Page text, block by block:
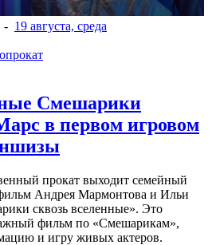
- 19 августа, среда
Смешарики
в первом игровом
прокат выходит семейный
Андрея Мармонтова и Ильи
сквозь вселенные». Это
фильм по «Смешарикам»,
и игру живых актеров.